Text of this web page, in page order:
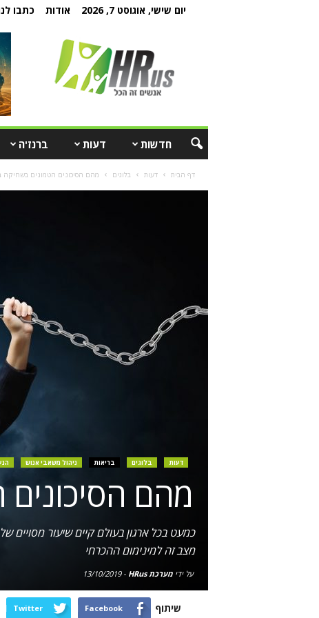
יום שישי, אוגוסט 7, 2026 אודות כתבו
חדשות דעות ברנז'ה
דף הבית דעות בלוגים מהם הסיכונים הטמונים בשחיקה
דעות בלוגים בריאות ניהול משאבי אנוש
מהם
כמעט בכל ארגון בעולם קיים שיעור
מצב זה למינימום ההכרחי
על ידימערכת HRus -
13/10/2019
שיתוף Facebook
Twitter